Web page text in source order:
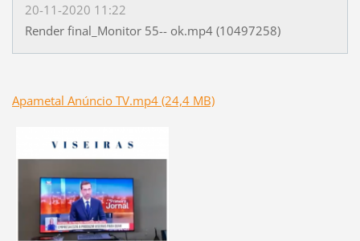
20-11-2020 11:22
Render final_Monitor 55-- ok.mp4 (10497258)
Apametal Anúncio TV.mp4 (24,4 MB)